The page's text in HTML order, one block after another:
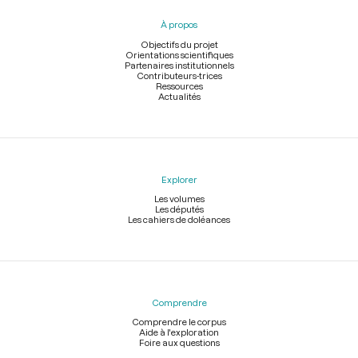
À propos
Objectifs du projet
Orientations scientifiques
Partenaires institutionnels
Contributeurs-trices
Ressources
Actualités
Explorer
Les volumes
Les députés
Les cahiers de doléances
Comprendre
Comprendre le corpus
Aide à l'exploration
Foire aux questions